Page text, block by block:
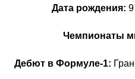
Дата рождения: 9
Чемпионаты
Дебют в Формуле-1: